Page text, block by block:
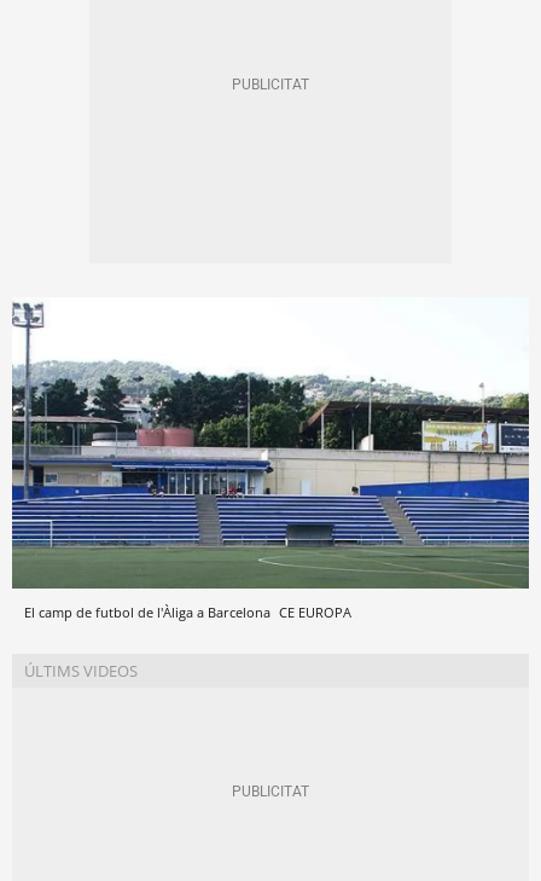
El camp de futbol de l'Àliga a Barcelona CE EUROPA